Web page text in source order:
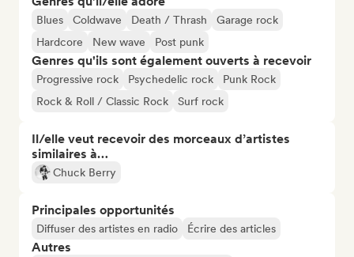
Blues Coldwave Death / Thrash
Garage rock
Hardcore
New wave Post punk
Genres qu'ils sont également ouverts à recevoir
Progressive rock Psychedelic rock
Punk Rock
Rock & Roll / Classic Rock
Surf rock
Il/elle veut recevoir des morceaux d’artistes
similaires à…
Chuck Berry
Principales opportunités
Diffuser des artistes en radio Écrire des articles
Autres